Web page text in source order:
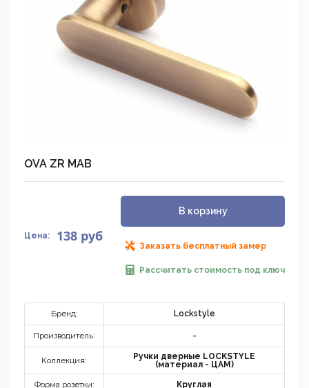
OVA ZR MAB
Цена: 138 руб
В корзину
Заказать бесплатный замер
Рассчитать стоимость под ключ
Бренд: Lockstyle
Производитель: -
Коллекция:
Ручки дверные LOCKSTYLE
(материал - ЦАМ)
Форма розетки: Круглая